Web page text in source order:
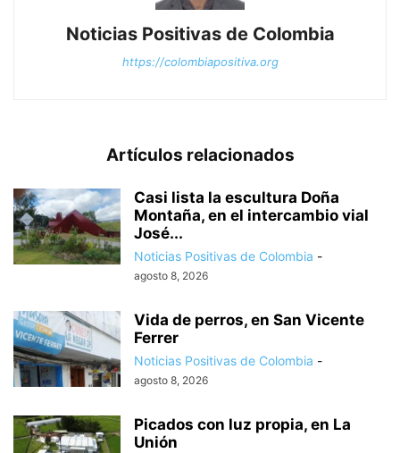
Noticias Positivas de Colombia
https://colombiapositiva.org
Artículos relacionados
Casi lista la escultura Doña
Montaña, en el intercambio vial
José...
Noticias Positivas de Colombia -
agosto 8, 2026
Vida de perros, en San Vicente
Ferrer
Noticias Positivas de Colombia -
agosto 8, 2026
Picados con luz propia, en La
Unión